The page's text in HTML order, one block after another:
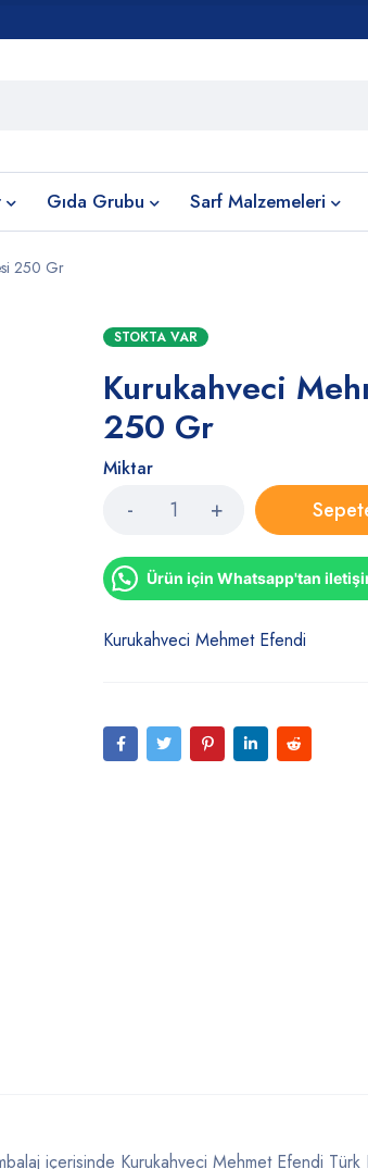
Gıda Grubu Sarf Malzemeleri
250 Gr
STOKTA VAR
Kurukahveci
250 Gr
Miktar
Ürün için Whatsapp'tan
Kurukahveci Mehmet Efendi
içerisinde Kurukahveci Mehmet Efendi